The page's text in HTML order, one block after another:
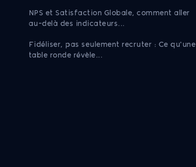
NPS et Satisfaction Globale, comment aller
au-delà des indicateurs...
Fidéliser, pas seulement recruter : Ce qu'une
table ronde révèle...